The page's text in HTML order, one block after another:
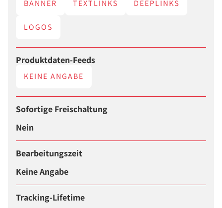
BANNER TEXTLINKS DEEPLINKS
LOGOS
Produktdaten-Feeds
KEINE ANGABE
Sofortige Freischaltung
Nein
Bearbeitungszeit
Keine Angabe
Tracking-Lifetime